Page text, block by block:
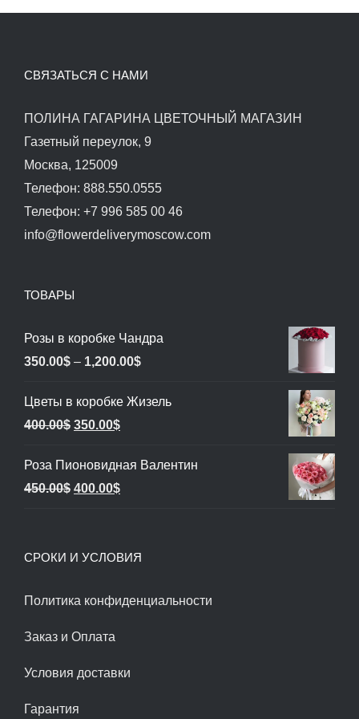
СВЯЗАТЬСЯ С НАМИ
ПОЛИНА ГАГАРИНА ЦВЕТОЧНЫЙ МАГАЗИН
Газетный переулок, 9
Москва, 125009
Телефон: 888.550.0555
Телефон: +7 996 585 00 46
info@flowerdeliverymoscow.com
ТОВАРЫ
Розы в коробке Чандра
350.00$ – 1,200.00$Диапазон
350.00$
Цветы в коробке Жизель
400.00$ Первоначальная
составляла
400.00$.
350.00$Текущая
350.00$.
Роза Пионовидная Валентин
450.00$ Первоначальная
450.00$.
400.00$Текущая
СРОКИ И УСЛОВИЯ
Политика конфиденциальности
Заказ и Оплата
Условия доставки
Гарантия